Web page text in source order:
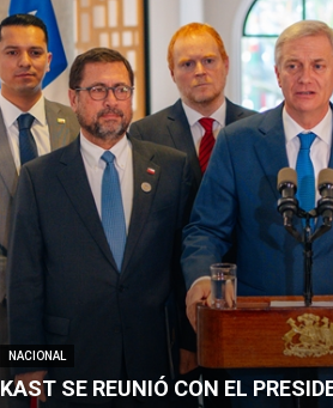
NACIONAL
KAST SE REUNIÓ CON EL